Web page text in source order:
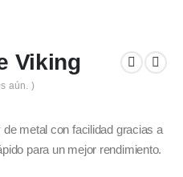
Viking
aún. )
metal con facilidad gracias a
para un mejor rendimiento.